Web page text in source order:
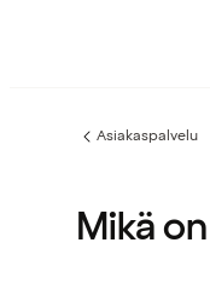
Edellinen
Asiakaspalvelu
Mikä